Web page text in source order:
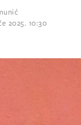
2025. 10:30